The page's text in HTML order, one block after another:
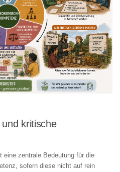
kritische
eine zentrale Bedeutung für die
sofern diese nicht auf rein